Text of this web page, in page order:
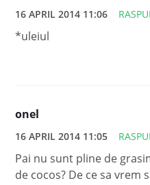
16 APRIL 2014 11:06
*uleiul
onel
16 APRIL 2014 11:05
Pai nu sunt pline de
de cocos? De ce sa vrem